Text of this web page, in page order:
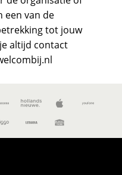
een van de
tot jouw
altijd contact